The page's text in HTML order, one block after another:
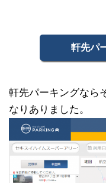
軒先パ
軒先パーキングなら
なりありました。